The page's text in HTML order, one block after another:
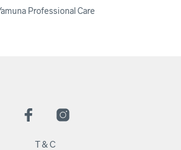
Professional Care
T & C